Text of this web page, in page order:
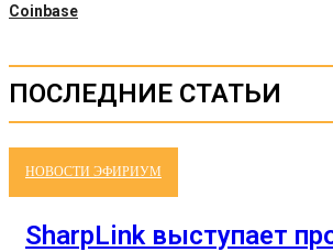
Coinbase
ПОСЛЕДНИЕ СТАТЬИ
НОВОСТИ ЭФИРИУМ
SharpLink выступает